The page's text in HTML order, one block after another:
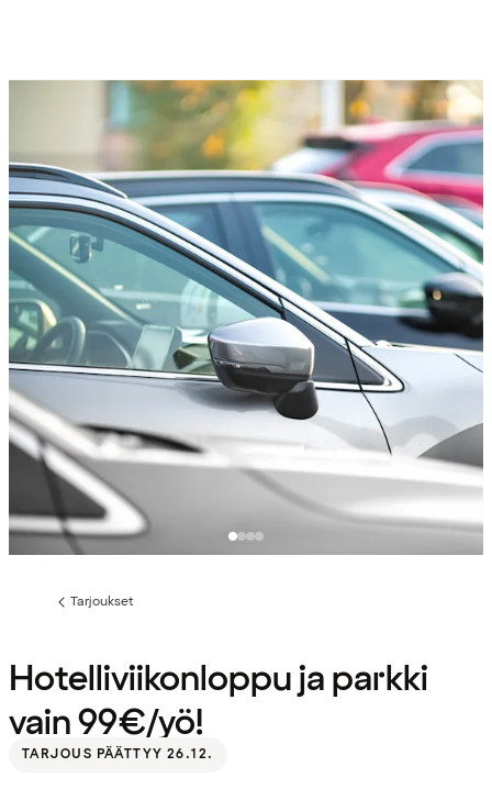
Edellinen
Tarjoukset
Hotelliviikonloppu ja parkki
vain 99€/yö!
TARJOUS PÄÄTTYY 26.12.